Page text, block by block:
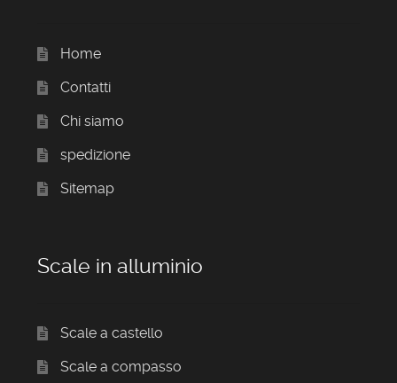
Home
Contatti
Chi siamo
spedizione
Sitemap
Scale in alluminio
Scale a castello
Scale a compasso